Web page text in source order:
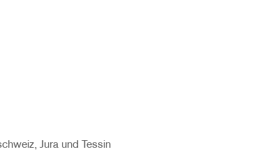
Jura und Tessin